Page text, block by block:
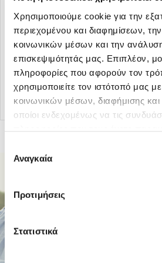
Χρησιμοποιούμε cookie για την
περιεχομένου και διαφημίσεων,
κοινωνικών μέσων και την
επισκεψιμότητάς μας. Επιπλέον,
πληροφορίες που αφορούν τον
χρησιμοποιείτε τον ιστότοπό μας
κοινωνικών μέσων, διαφήμισης
οποίοι ενδεχομένως να τις
των υπηρεσιών τους.
συγκατάθεσης
Αναγκαία
Προτιμήσεις
Στατιστικά
Επιστροφή στα άρθρα